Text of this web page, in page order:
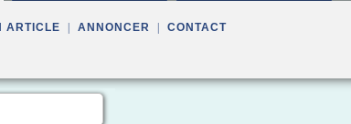
ARTICLE ANNONCER CONTACT